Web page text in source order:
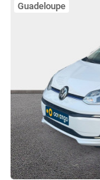
Guadeloupe